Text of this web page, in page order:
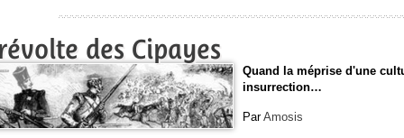
des Cipayes
Quand la méprise d'une
insurrection…
ParAmosis